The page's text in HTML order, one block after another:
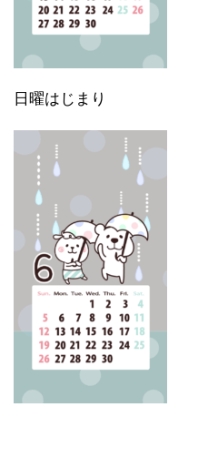
日曜はじまり